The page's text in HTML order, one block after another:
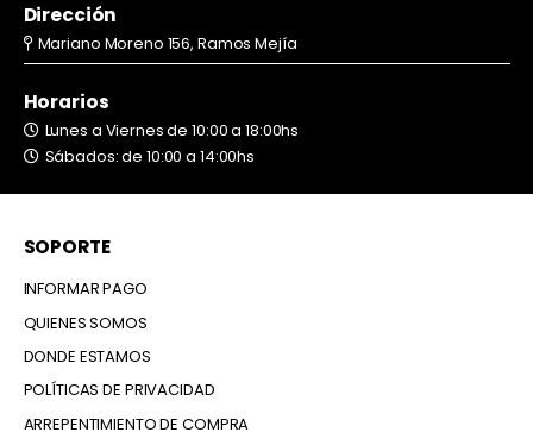
Dirección
Mariano Moreno 156, Ramos Mejía
Horarios
Lunes a Viernes de 10:00 a 18:00hs
Sábados: de 10:00 a 14:00hs
SOPORTE
INFORMAR PAGO
QUIENES SOMOS
DONDE ESTAMOS
POLÍTICAS DE PRIVACIDAD
ARREPENTIMIENTO DE COMPRA